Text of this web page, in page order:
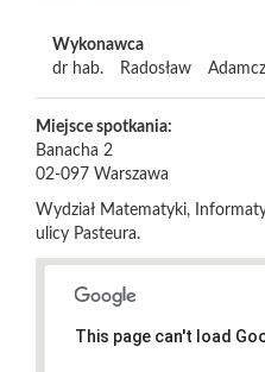
Wykonawca
dr hab.
Radosław
Miejsce spotkania:
Banacha 2
02-097 Warszawa
Wydział Matematyki,
ulicy Pasteura.
This page can't load